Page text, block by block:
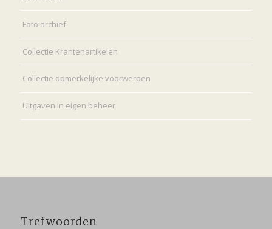
Foto archief
Collectie Krantenartikelen
Collectie opmerkelijke voorwerpen
Uitgaven in eigen beheer
Trefwoorden